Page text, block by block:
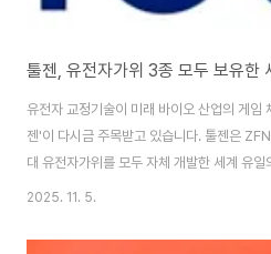
툴젠, 유전자가위 3종 모두 보유한
유전자 교정기술이 미래 바이오 산업의 게임
젠'이 다시금 주목받고 있습니다. 툴젠은
대 유전자가위를 모두 자체 개발한 세계 유
로 글로벌 특허 시장에서 영향력을 확대해 왔
략을 지금 확인해 보세요. 기사 원문 확인하
2025. 11. 5.